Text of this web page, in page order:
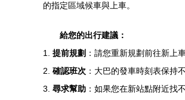
的指定區域候車與上車。
給您的出行建議：
1. 提前規劃 ：請您重新規劃前往新上
2. 確認班次 ：大巴的發車時刻表保持
3. 尋求幫助 ：如果您在新站點附近找